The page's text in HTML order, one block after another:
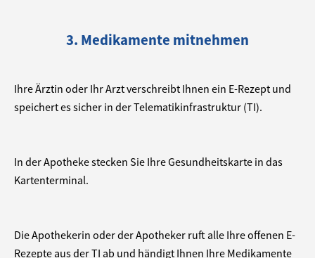
3. Medikamente mitnehmen
Ihre Ärztin oder Ihr Arzt verschreibt Ihnen ein E-Rezept und
speichert es sicher in der Telematikinfrastruktur (TI).
In der Apotheke stecken Sie Ihre Gesundheitskarte in das
Kartenterminal.
Die Apothekerin oder der Apotheker ruft alle Ihre offenen E-
Rezepte aus der TI ab und händigt Ihnen Ihre Medikamente